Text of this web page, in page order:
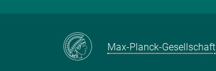
Max-Planck-Gesellschaft